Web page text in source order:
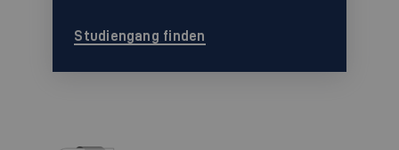
Studiengang finden